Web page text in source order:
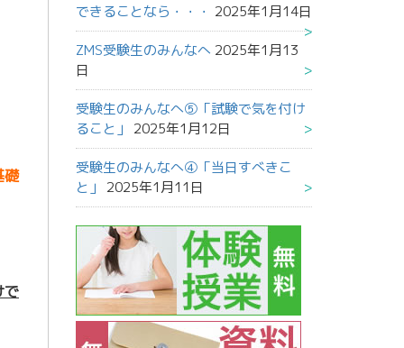
礎
で
できることなら・・・ 2025年1月14日
ZMS受験生のみんなへ 2025年1月13
日
受験生のみんなへ⑤「試験で気を付け
ること」
2025年1月12日
受験生のみんなへ④「当日すべきこ
と」
2025年1月11日